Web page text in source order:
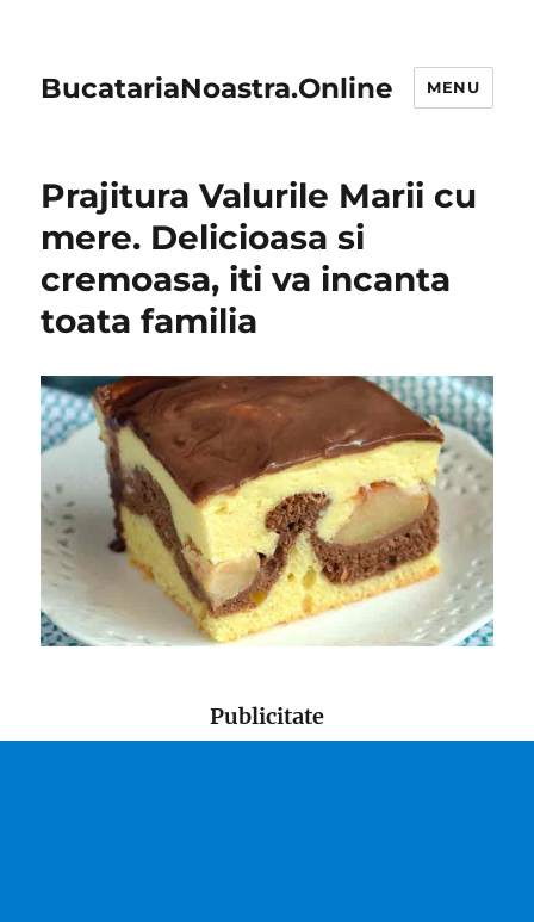
BucatariaNoastra.Online MENU
Prajitura Valurile Marii cu
mere. Delicioasa si
cremoasa, iti va incanta
toata familia
Publicitate